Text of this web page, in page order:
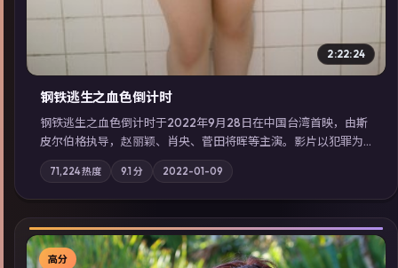
2:22:24
钢铁逃生之血色倒计时
钢铁逃生之血色倒计时于2022年9月28日在中国台湾首映，由斯
皮尔伯格执导，赵丽颖、肖央、菅田将晖等主演。影片以犯罪为
叙事主轴，失踪人口档案牵出跨国灰色产业链；摄影与配乐强化
地域气质；站内亦可通过「国产免费观看高清电视剧在线看」延
展检索同类型高分佳作，畅享高清在线追剧体验。
71,224热度 9.1 分 2022-01-09
高分